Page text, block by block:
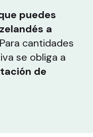
puedes
a
Para cantidades
se obliga a
de